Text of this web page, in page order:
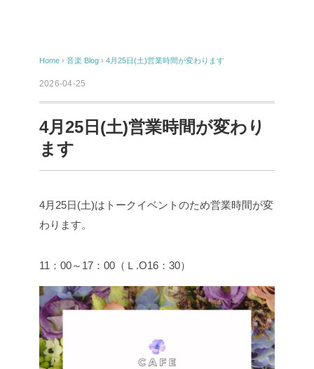
Home › 音楽 Blog › 4月25日(土)営業時間が変わります
2026-04-25
4月25日(土)営業時間が変わり
ます
4月25日(土)はトークイベントのため営業時間が変
わります。
11：00～17：00（Ｌ.O16：30）